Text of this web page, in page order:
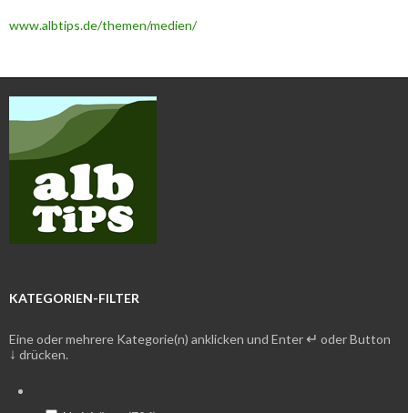
www.albtips.de/themen/medien/
KATEGORIEN-FILTER
Eine oder mehrere Kategorie(n) anklicken und Enter ↵ oder Button
↓ drücken.